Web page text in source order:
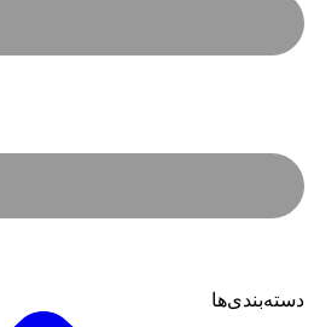
دسته‌بندی‌ها